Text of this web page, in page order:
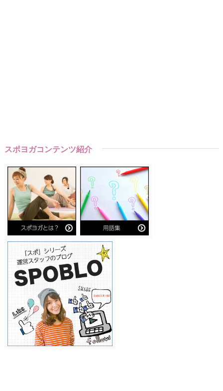
スポヨガコンテンツ紹介